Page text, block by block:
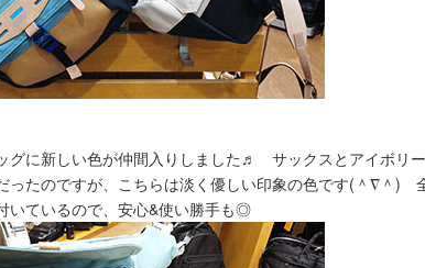
グに新しい色が仲間入りしました♬ サックスとアイボリ
ったのですが、こちらは淡く優しい印象の色です(＾∇＾)
いているので、安心&使い勝手も◎